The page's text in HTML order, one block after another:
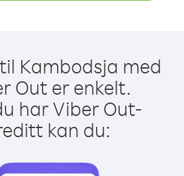
Kambodsja med
Out er enkelt.
har Viber Out-
kan du: